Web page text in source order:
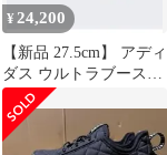
¥24,200
【新品 27.5cm】 アディ
ダス ウルトラブースト
21 PARLEY